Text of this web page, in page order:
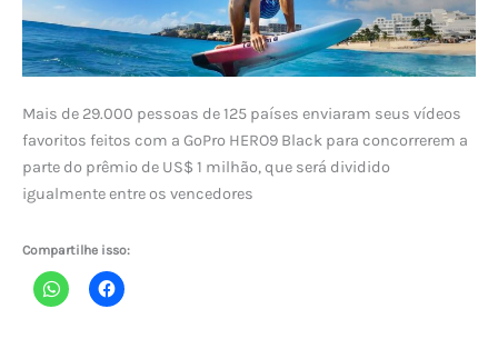
Mais de 29.000 pessoas de 125 países enviaram seus vídeos
favoritos feitos com a GoPro HERO9 Black para concorrerem a
parte do prêmio de US$ 1 milhão, que será dividido
igualmente entre os vencedores
Compartilhe isso: